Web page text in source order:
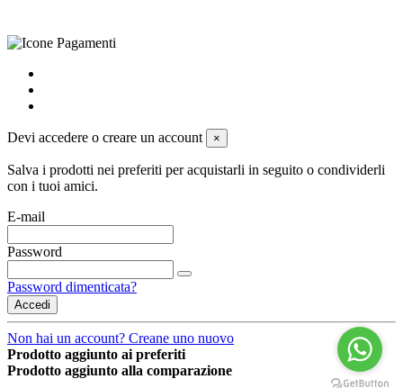
Devi accedere o creare un account ×
Salva i prodotti nei preferiti per acquistarli in seguito o condividerli
con i tuoi amici.
E-mail
Password
Password dimenticata?
Accedi
Non hai un account? Creane uno nuovo
Prodotto aggiunto ai preferiti
Prodotto aggiunto alla comparazione